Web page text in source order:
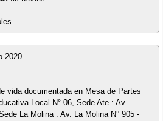
2020
vida documentada en Mesa de Partes
Local N° 06, Sede Ate : Av.
La Molina : Av. La Molina N° 905 -